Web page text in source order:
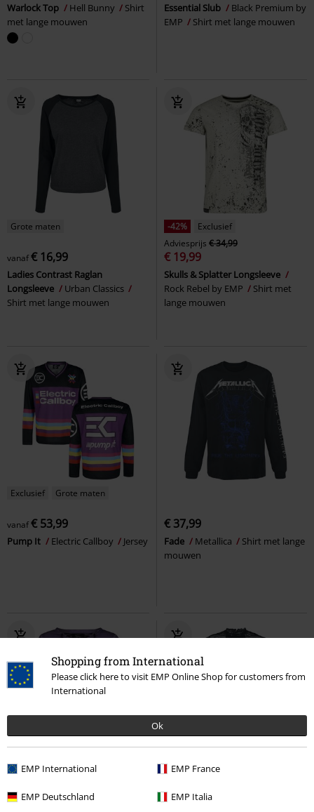
Shopping from International
Please click here to visit EMP Online Shop for customers from
International
Ok
EMP International EMP France
EMP Deutschland EMP Italia
Warlock Top Hell Bunny
Shirt
met lange mouwen
Essential Slub
Black Premium by
EMP
Shirt met lange mouwen
Grote maten
vanaf€ 16,99
Ladies Contrast Raglan
Longsleeve
Urban Classics
Shirt met lange mouwen
-42%
Exclusief
Adviesprijs € 34,99
€ 19,99
Skulls & Splatter Longsleeve
Rock Rebel by EMP
Shirt met
lange mouwen
Exclusief Grote maten
vanaf€ 53,99
Pump It Electric Callboy Jersey
€ 37,99
Fade Metallica
Shirt met lange
mouwen
Adviesprijs
€ 37,99
Adviesprijs
vanaf€ 28,04